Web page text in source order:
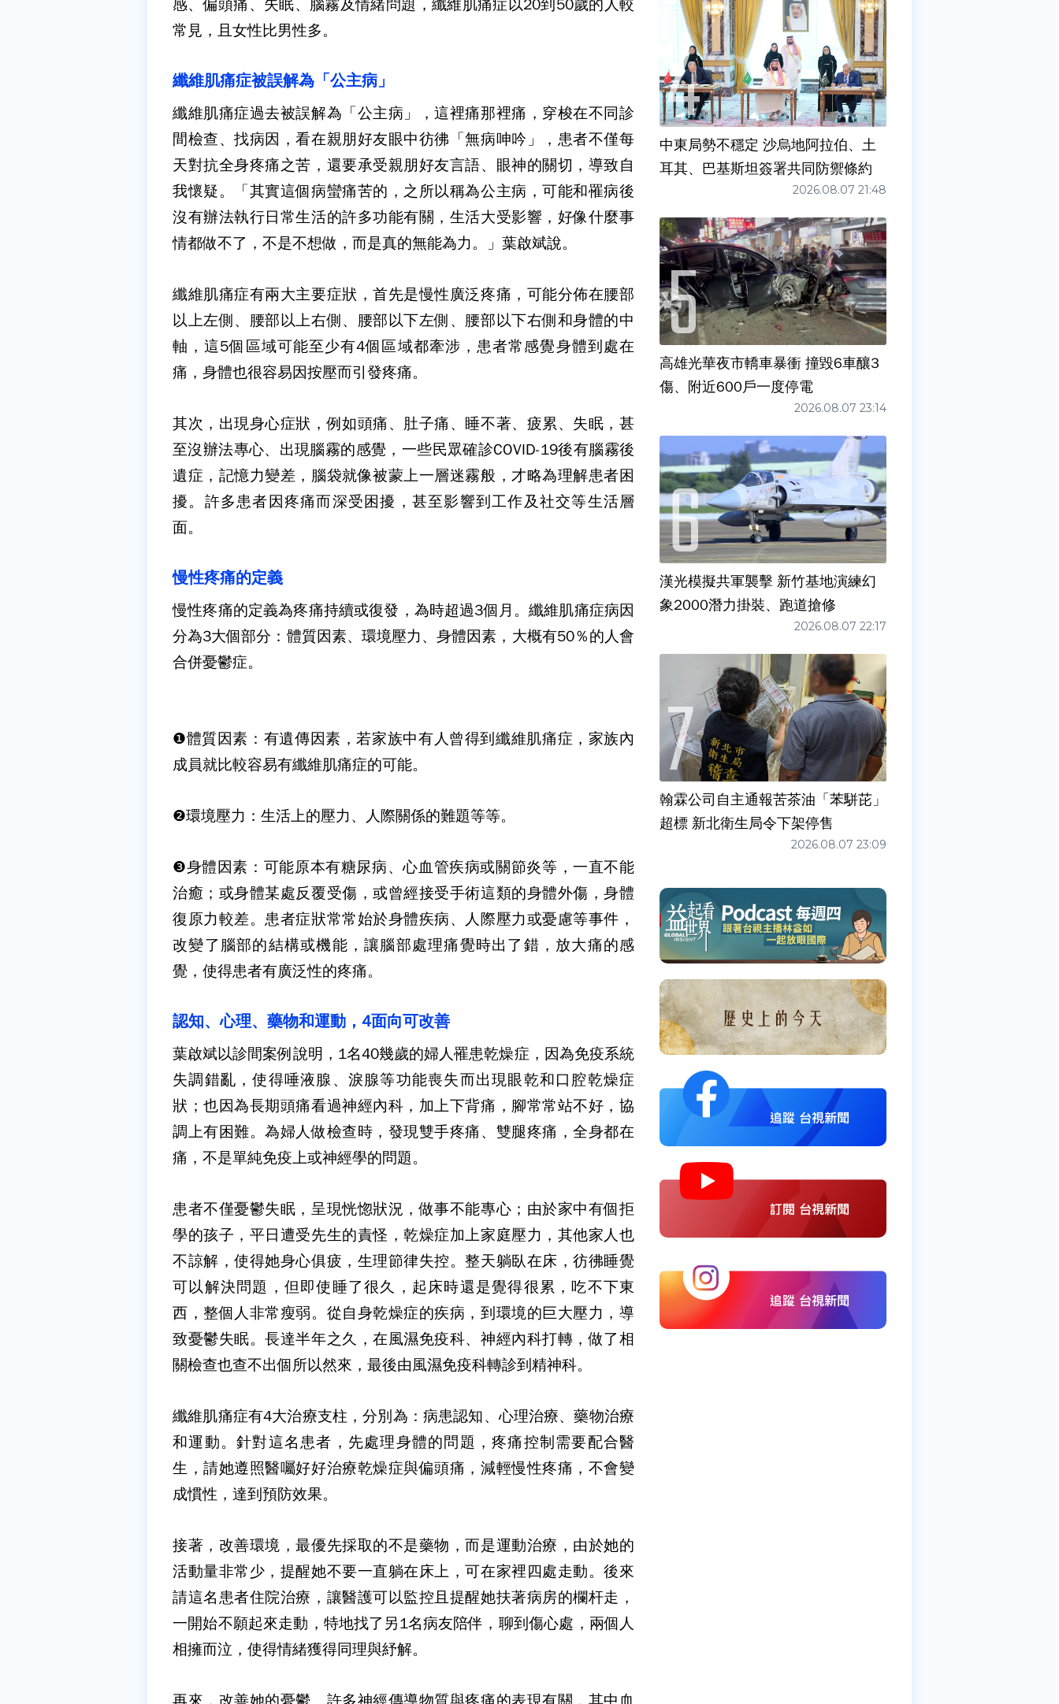
感、偏頭痛、失眠、腦霧及情緒問題，纖維肌痛症以20到 50歲的人較
常見，且女性比男性多。
纖維肌痛症被誤解為「公主病」
纖維肌痛症過去被誤解為「公主病」，這裡痛那裡痛，穿梭在不同診
間檢查、找病因，看在親朋好友眼中彷彿「無病呻吟」，患者不僅每
天對抗全身疼痛之苦，還要承受親朋好友言語、眼神的關切， 導致自
我懷疑。「其實這個病蠻痛苦的，之所以稱為公主病，可能和罹病後
沒有辦法執行日常生活的許多功能有關，生活大受影響，好像什麼事
情都做不了， 不是不想做，而是真的無能為力。」葉啟斌說。
纖維肌痛症有兩大主要症狀，首先是慢性廣泛疼痛，可能分佈在腰部
以上左側、腰部以上右側、腰部以下左側、腰部以下右側和身體的中
軸，這5個區域可能至少有4個區域都牽涉，患者常感覺身體到處在
痛，身體也很容易因按壓而引發疼痛。
其次，出現身心症狀，例如頭痛、肚子痛、睡不著、疲累、失眠，甚
至沒辦法專心、出現腦霧的感覺，一些民眾確診COVID-19後有腦霧後
遺症，記憶力變差，腦袋就像被蒙上一層迷霧般，才略為理解患者困
擾。許多患者因疼痛而深受困擾，甚至影響到工作及社交等生活層
面。
慢性疼痛的定義
慢性疼痛的定義為疼痛持續或復發，為時超過3個月。纖維肌痛症病因
分為3大個部分：體質因素、環境壓力、身體因素，大概有50％的人會
合併憂鬱症。
❶體質因素：有遺傳因素，若家族中有人曾得到纖維肌痛症，家族內
成員就比較容易有纖維肌痛症的可能。
❷環境壓力：生活上的壓力、人際關係的難題等等。
❸身體因素：可能原本有糖尿病、心血管疾病或關節炎等，一直不能
治癒；或身體某處反覆受傷，或曾經接受手術這類的身體外傷，身體
復原力較差。患者症狀常常始於身體疾病、人際壓力或憂慮等事件，
改變了腦部的結構或機能，讓腦部處理痛覺時出了錯，放大痛的感
覺，使得患者有廣泛性的疼痛。
認知、心理、藥物和運動， 4面向可改善
葉啟斌以診間案例說明， 1名40幾歲的婦人罹患乾燥症，因為免疫系統
失調錯亂，使得唾液腺、淚腺等功能喪失而出現眼乾和口腔乾燥症
狀；也因為長期頭痛看過神經內科，加上下背痛，腳常常站不好，協
調上有困難。為婦人做檢查時，發現雙手疼痛、雙腿疼痛，全身都在
痛，不是單純免疫上或神經學的問題。
患者不僅憂鬱失眠，呈現恍惚狀況，做事不能專心；由於家中有個拒
學的孩子，平日遭受先生的責怪，乾燥症加上家庭壓力，其他家人也
不諒解，使得她身心俱疲，生理節律失控。整天躺臥在床，彷彿睡覺
可以解決問題，但即使睡了很久，起床時還是覺得很累，吃不下東
西，整個人非常瘦弱。從自身乾燥症的疾病，到環境的巨大壓力，導
致憂鬱失眠。長達半年之久，在風濕免疫科、神經內科打轉，做了相
關檢查也查不出個所以然來，最後由風濕免疫科轉診到精神科。
纖維肌痛症有4大治療支柱，分別為：病患認知、心理治療、藥物治療
和運動。針對這名患者，先處理身體的問題，疼痛控制需要配合醫
生，請她遵照醫囑好好治療乾燥症與偏頭痛，減輕慢性疼痛，不會變
成慣性，達到預防效果。
接著，改善環境，最優先採取的不是藥物，而是運動治療，由於她的
活動量非常少，提醒她不要一直躺在床上，可在家裡四處走動。後來
請這名患者住院治療，讓醫護可以監控且提醒她扶著病房的欄杆走，
一開始不願起來走動，特地找了另1名病友陪伴，聊到傷心處，兩個人
相擁而泣，使得情緒獲得同理與紓解。
中東局勢不穩定 沙烏地阿拉伯、土
耳其、巴基斯坦簽署共同防禦條約
2026.08.07 21:48
高雄光華夜市轎車暴衝 撞毀6車釀3
傷、附近600戶一度停電
2026.08.07 23:14
漢光模擬共軍襲擊 新竹基地演練幻
象2000潛力掛裝、跑道搶修
2026.08.07 22:17
翰霖公司自主通報苦茶油「苯駢芘」
超標 新北衛生局令下架停售
2026.08.07 23:09